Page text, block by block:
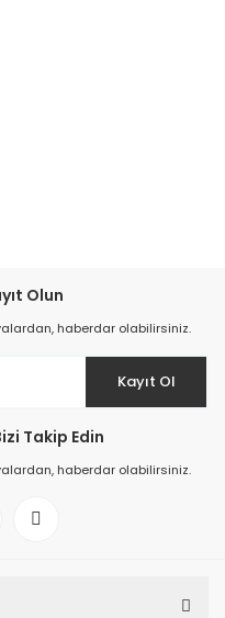
Olun
haberdar olabilirsiniz.
Kayıt Ol
Takip Edin
haberdar olabilirsiniz.